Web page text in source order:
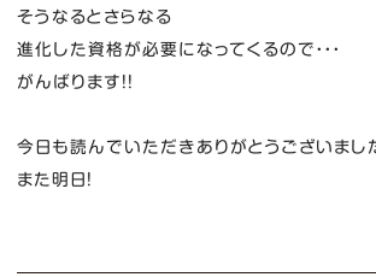
そうなるとさらなる
進化した資格が必要になってくるので・・・
がんばります！！
今日も読んでいただきありがとうございまし
また明日！